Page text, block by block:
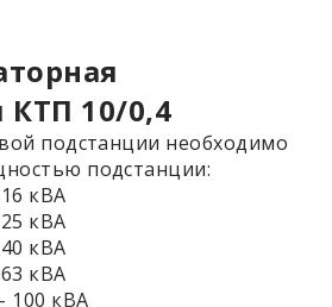
КТП 10/0,4
подстанции необходимо
подстанции:
кВА
кВА
кВА
кВА
100 кВА